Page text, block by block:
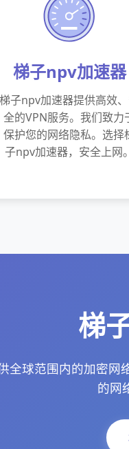
梯子npv加速器
梯子npv加速器提供高效
全的VPN服务。我们致力
保护您的网络隐私。选择
子npv加速器，安全上网。
梯
全球范围内的加密网
的网